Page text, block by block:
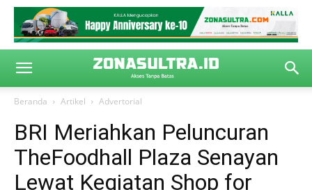
Beranda Artikel Advertorial
BRI Meriahkan Peluncuran
TheFoodhall Plaza Senayan
Lewat Kegiatan Shop for